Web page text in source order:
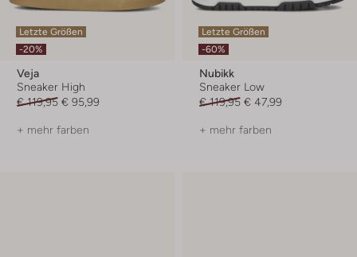
Letzte Größen
-20%
Veja
Sneaker High
€ 119,95 € 95,99
+ mehr farben
Letzte Größen
-60%
Nubikk
Sneaker Low
€ 119,95 € 47,99
+ mehr farben